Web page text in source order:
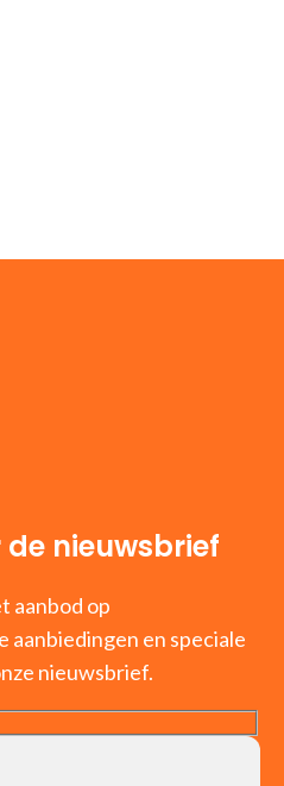
de nieuwsbrief
aanbod op
aanbiedingen en speciale
nieuwsbrief.